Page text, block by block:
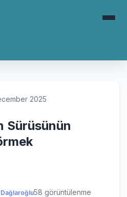
2025
Sürüsünün
58 görüntülenme